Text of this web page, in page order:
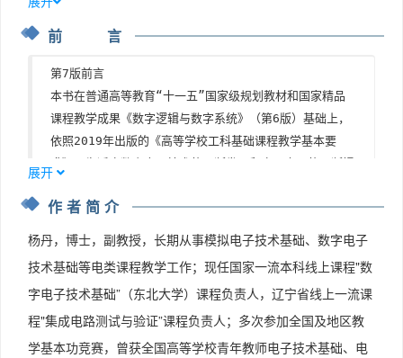
1.3  逻辑代数基础  6
1.3.2  基本逻辑运算和基本逻辑门  7
1.3.3  逻辑代数的基本公式和常用公式  10
1.3.4  逻辑函数的表示方法  11
1.3.5  逻辑函数的化简  12
习题1  20
2.1  概述  22
2.2  CMOS门电路  23
2.2.1  MOS管的开关模型  23
2.2.3  CMOS反相器的传输特性曲线和抗干扰能力  24
2.2.4  CMOS反相器的输入特性曲线和输出特性曲线  2
前 言
第7版前言
本书在普通高等教育“十一五”国家级规划教材和国家精品
课程教学成果《数字逻辑与数字系统》（第6版）基础上，
依照2019年出版的《高等学校工科基础课程教学基本要
分析和设计手段有机地融合，突出工程背景与应用，调整了
重心，整合并压缩了个别章节，力求实现知识传授与能力提
全书共9章，内容包括数字逻辑基础、逻辑门电路、组合逻
辑电路、锁存器和触发器、时序逻辑电路、半导体存储器、
脉冲波形的产生与整形、数模转换和模数转换、数字系统分
析与设计等。附录给出了GAL、CPLD和FPGA简介，电气简
展开
作者简介
杨丹，博士，副教授，长期从事模拟电子技术基础、数字电子
技术基础等电类课程教学工作；现任国家一流本科线上课程"数
字电子技术基础”（东北大学）课程负责人，辽宁省线上一流课
程"集成电路测试与验证”课程负责人；多次参加全国及地区教
学基本功竞赛，曾获全国高等学校青年教师电子技术基础、电